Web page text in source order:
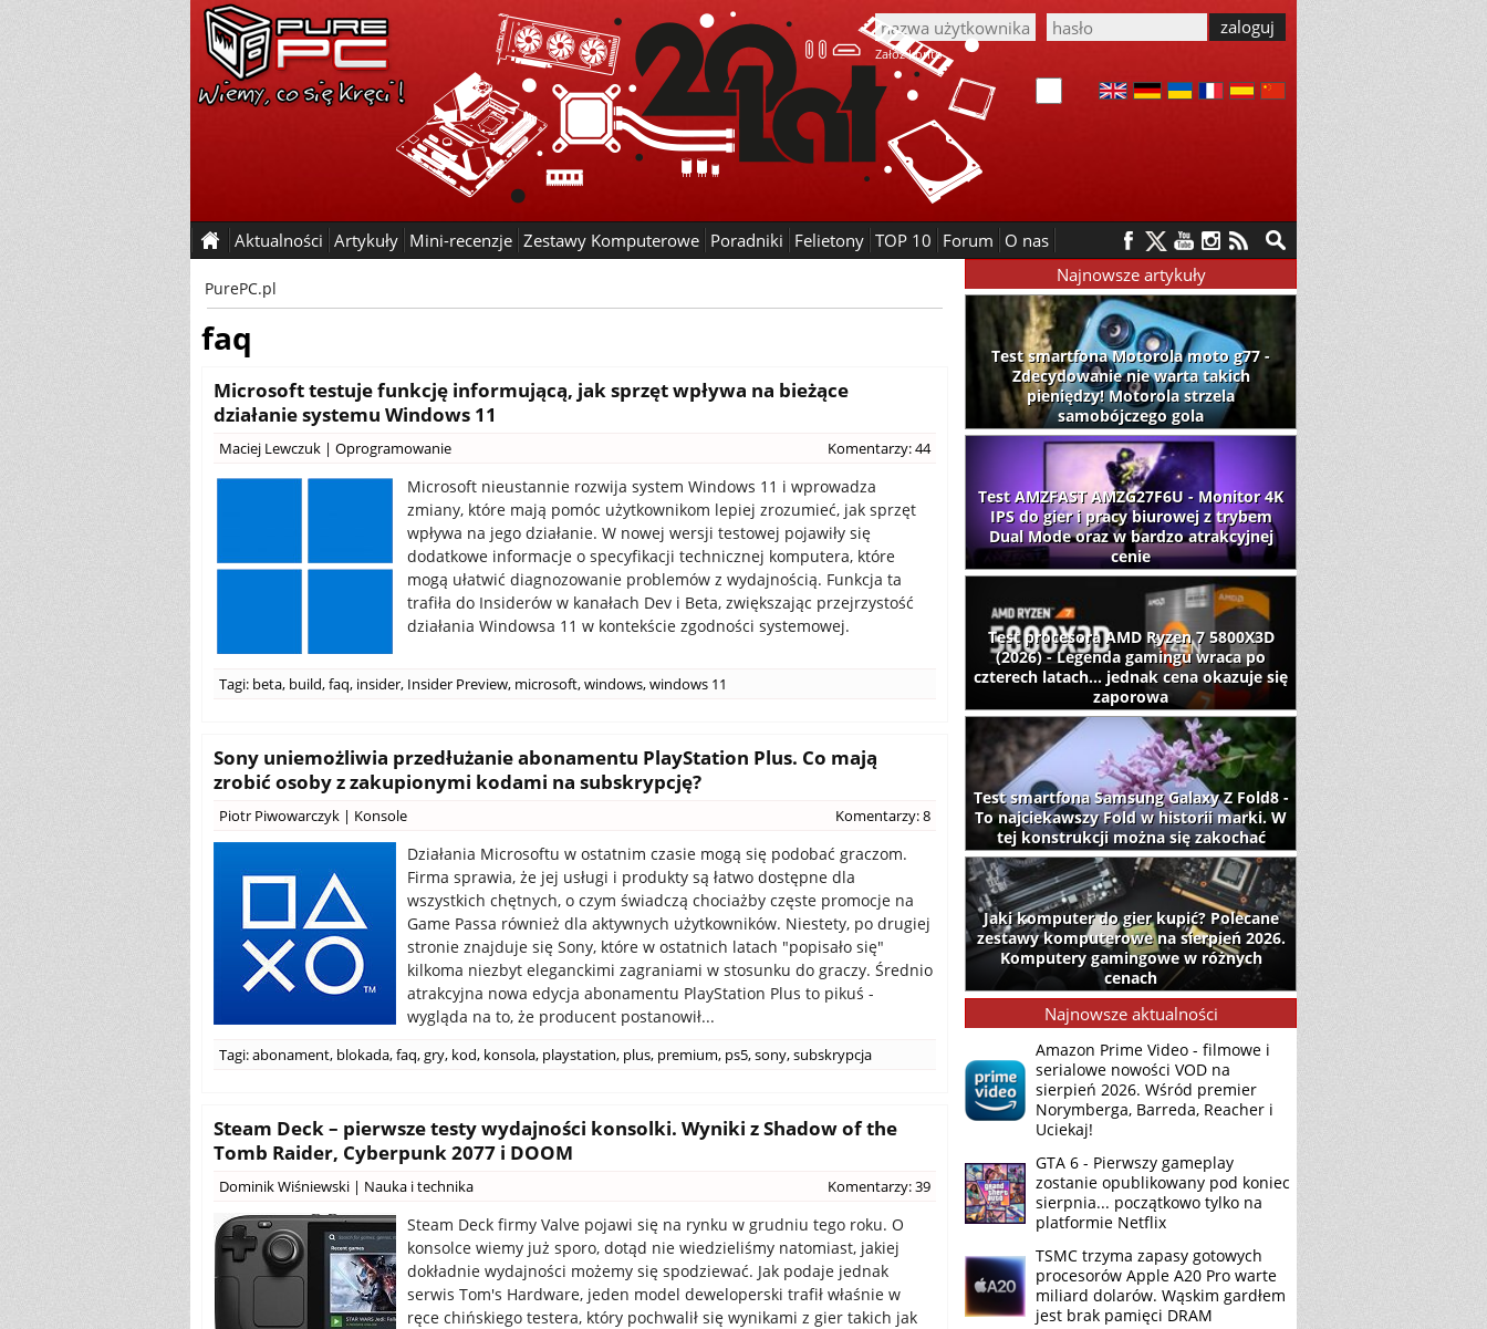
Załóż konto
Aktualności Artykuły Mini-recenzje Zestawy Komputerowe Poradniki Felietony TOP 10 Forum O nas
PurePC.pl
faq
Microsoft testuje funkcję informującą, jak sprzęt wpływa na bieżące
działanie systemu Windows 11
Maciej Lewczuk | Oprogramowanie Komentarzy: 44
Microsoft nieustannie rozwija system Windows 11 i wprowadza
zmiany, które mają pomóc użytkownikom lepiej zrozumieć, jak sprzęt
wpływa na jego działanie. W nowej wersji testowej pojawiły się
dodatkowe informacje o specyfikacji technicznej komputera, które
mogą ułatwić diagnozowanie problemów z wydajnością. Funkcja ta
trafiła do Insiderów w kanałach Dev i Beta, zwiększając przejrzystość
działania Windowsa 11 w kontekście zgodności systemowej.
Tagi: beta, build,faq, insider, Insider Preview, microsoft,windows,windows 11
Sony uniemożliwia przedłużanie abonamentu PlayStation Plus. Co mają
zrobić osoby z zakupionymi kodami na subskrypcję?
Piotr Piwowarczyk | Konsole Komentarzy: 8
Działania Microsoftu w ostatnim czasie mogą się podobać graczom.
Firma sprawia, że jej usługi i produkty są łatwo dostępne dla
wszystkich chętnych, o czym świadczą chociażby częste promocje na
Game Passa również dla aktywnych użytkowników. Niestety, po drugiej
stronie znajduje się Sony, które w ostatnich latach "popisało się"
kilkoma niezbyt eleganckimi zagraniami w stosunku do graczy. Średnio
atrakcyjna nowa edycja abonamentu PlayStation Plus to pikuś -
wygląda na to, że producent postanowił...
Tagi:abonament, blokada,faq,gry, kod, konsola, playstation, plus, premium, ps5,sony,subskrypcja
Steam Deck – pierwsze testy wydajności konsolki. Wyniki z Shadow of the
Tomb Raider, Cyberpunk 2077 i DOOM
Dominik Wiśniewski | Nauka i technika Komentarzy: 39
Steam Deck firmy Valve pojawi się na rynku w grudniu tego roku. O
konsolce wiemy już sporo, dotąd nie wiedzieliśmy natomiast, jakiej
dokładnie wydajności możemy się spodziewać. Jak podaje jednak
serwis Tom's Hardware, jeden model deweloperski trafił właśnie w
ręce chińskiego testera, który pochwalił się wynikami z gier takich jak
Najnowsze artykuły
Test smartfona Motorola moto g77 -
Zdecydowanie nie warta takich
pieniędzy! Motorola strzela
samobójczego gola
Test AMZFAST AMZG27F6U - Monitor 4K
IPS do gier i pracy biurowej z trybem
Dual Mode oraz w bardzo atrakcyjnej
cenie
Test procesora AMD Ryzen 7 5800X3D
(2026) - Legenda gamingu wraca po
czterech latach... jednak cena okazuje się
zaporowa
Test smartfona Samsung Galaxy Z Fold8 -
To najciekawszy Fold w historii marki. W
tej konstrukcji można się zakochać
Jaki komputer do gier kupić? Polecane
zestawy komputerowe na sierpień 2026.
Komputery gamingowe w różnych
cenach
Najnowsze aktualności
Amazon Prime Video - filmowe i
serialowe nowości VOD na
sierpień 2026. Wśród premier
Norymberga, Barreda, Reacher i
Uciekaj!
GTA 6 - Pierwszy gameplay
zostanie opublikowany pod koniec
sierpnia... początkowo tylko na
platformie Netflix
TSMC trzyma zapasy gotowych
procesorów Apple A20 Pro warte
miliard dolarów. Wąskim gardłem
jest brak pamięci DRAM